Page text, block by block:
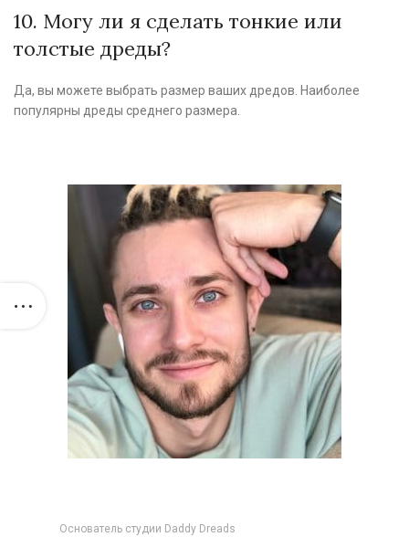
10. Могу ли я сделать тонкие или
толстые дреды?
Да, вы можете выбрать размер ваших дредов. Наиболее
популярны дреды среднего размера.
Основатель студии Daddy Dreads